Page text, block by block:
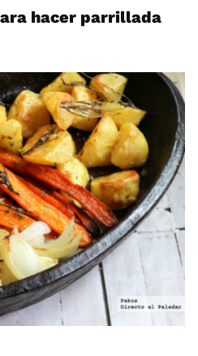
hacer parrillada